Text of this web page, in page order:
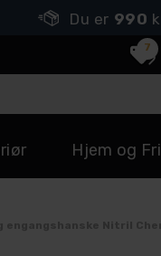
7
Hjem og
Du er 990